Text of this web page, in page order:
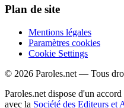
Plan de site
Mentions légales
Paramètres cookies
Cookie Settings
© 2026 Paroles.net — Tous
Paroles.net dispose d'un
avec la Société des Editeurs et